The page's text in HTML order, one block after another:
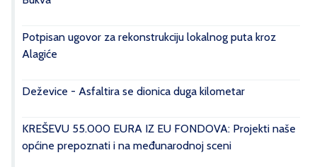
Potpisan ugovor za rekonstrukciju lokalnog puta kroz
Alagiće
Deževice - Asfaltira se dionica duga kilometar
KREŠEVU 55.000 EURA IZ EU FONDOVA: Projekti naše
općine prepoznati i na međunarodnoj sceni